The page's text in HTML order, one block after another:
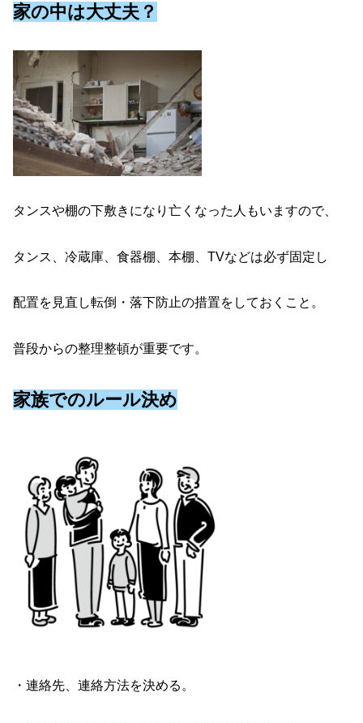
家の中は大丈夫？
タンスや棚の下敷きになり亡くなった人もいますので、
タンス、冷蔵庫、食器棚、本棚、TVなどは必ず固定し
配置を見直し転倒・落下防止の措置をしておくこと。
普段からの整理整頓が重要です。
家族でのルール決め
・連絡先、連絡方法を決める。